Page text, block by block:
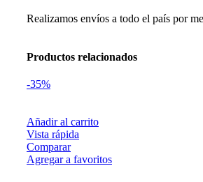
Realizamos envíos a todo el país por
Productos relacionados
-35%
Añadir al carrito
Vista rápida
Comparar
Agregar a favoritos